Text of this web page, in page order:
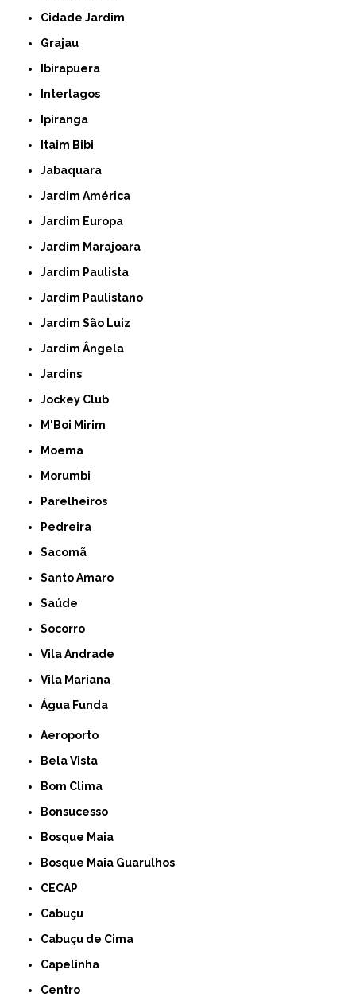
Cidade Jardim
Grajau
Ibirapuera
Interlagos
Ipiranga
Itaim Bibi
Jabaquara
Jardim América
Jardim Europa
Jardim Marajoara
Jardim Paulista
Jardim Paulistano
Jardim São Luiz
Jardim Ângela
Jardins
Jockey Club
M'Boi Mirim
Moema
Morumbi
Parelheiros
Pedreira
Sacomã
Santo Amaro
Saúde
Socorro
Vila Andrade
Vila Mariana
Água Funda
Aeroporto
Bela Vista
Bom Clima
Bonsucesso
Bosque Maia
Bosque Maia Guarulhos
CECAP
Cabuçu
Cabuçu de Cima
Capelinha
Centro